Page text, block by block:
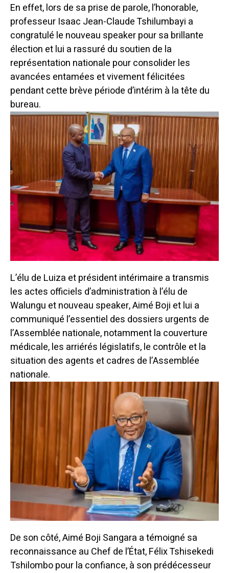
En effet, lors de sa prise de parole, l’honorable,
professeur Isaac Jean-Claude Tshilumbayi a
congratulé le nouveau speaker pour sa brillante
élection et lui a rassuré du soutien de la
représentation nationale pour consolider les
avancées entamées et vivement félicitées
pendant cette brève période d’intérim à la tête du
bureau.
L’élu de Luiza et président intérimaire a transmis
les actes officiels d’administration à l’élu de
Walungu et nouveau speaker, Aimé Boji et lui a
communiqué l’essentiel des dossiers urgents de
l’Assemblée nationale, notamment la couverture
médicale, les arriérés législatifs, le contrôle et la
situation des agents et cadres de l’Assemblée
nationale.
De son côté, Aimé Boji Sangara a témoigné sa
reconnaissance au Chef de l’État, Félix Tshisekedi
Tshilombo pour la confiance, à son prédécesseur